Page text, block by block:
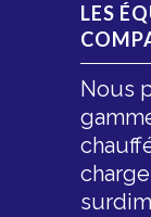
LES
Nous